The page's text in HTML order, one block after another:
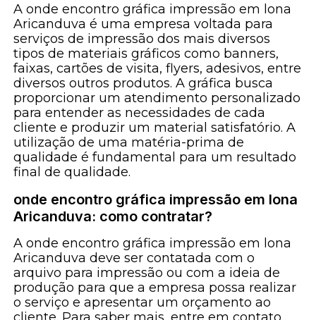
A onde encontro gráfica impressão em lona
Aricanduva é uma empresa voltada para
serviços de impressão dos mais diversos
tipos de materiais gráficos como banners,
faixas, cartões de visita, flyers, adesivos, entre
diversos outros produtos. A gráfica busca
proporcionar um atendimento personalizado
para entender as necessidades de cada
cliente e produzir um material satisfatório. A
utilização de uma matéria-prima de
qualidade é fundamental para um resultado
final de qualidade.
onde encontro gráfica impressão em lona
Aricanduva: como contratar?
A onde encontro gráfica impressão em lona
Aricanduva deve ser contatada com o
arquivo para impressão ou com a ideia de
produção para que a empresa possa realizar
o serviço e apresentar um orçamento ao